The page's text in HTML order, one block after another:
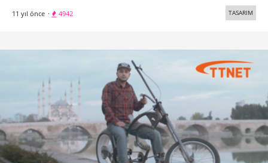
11 yıl önce · 4942 TASARIM